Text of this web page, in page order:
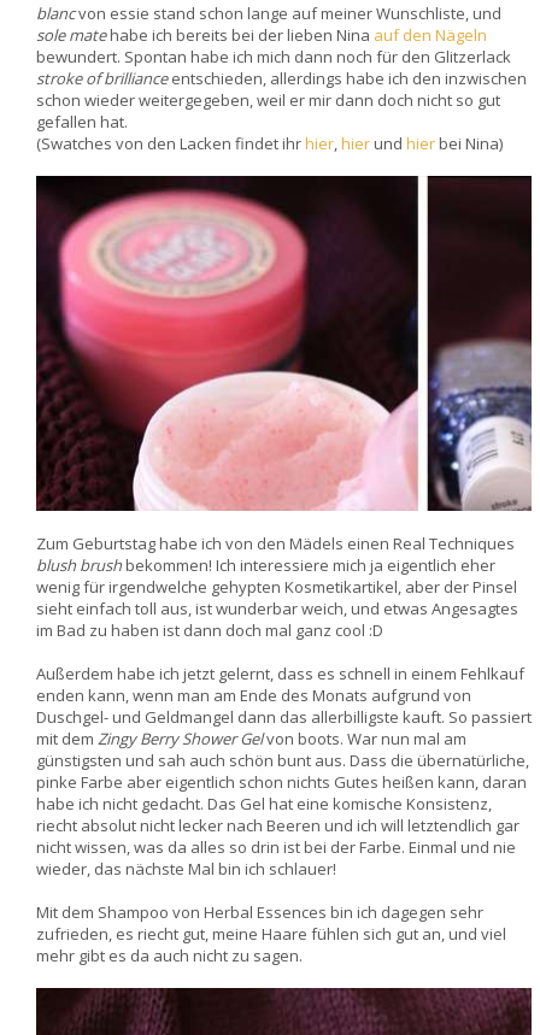
blancvon essie stand schon lange auf meiner Wunschliste, und
sole matehabe ich bereits bei der lieben Nina auf den Nägeln
bewundert. Spontan habe ich mich dann noch für den Glitzerlack
stroke of brillianceentschieden, allerdings habe ich den inzwischen
schon wieder weitergegeben, weil er mir dann doch nicht so gut
gefallen hat.
(Swatches von den Lacken findet ihrhier,hierund hierbei Nina)
Zum Geburtstag habe ich von den Mädels einen Real Techniques
blush brushbekommen! Ich interessiere mich ja eigentlich eher
wenig für irgendwelche gehypten Kosmetikartikel, aber der Pinsel
sieht einfach toll aus, ist wunderbar weich, und etwas Angesagtes
im Bad zu haben ist dann doch mal ganz cool :D
Außerdem habe ich jetzt gelernt, dass es schnell in einem Fehlkauf
enden kann, wenn man am Ende des Monats aufgrund von
Duschgel- und Geldmangel dann das allerbilligste kauft. So passiert
mit dem Zingy Berry Shower Gelvon boots. War nun mal am
günstigsten und sah auch schön bunt aus. Dass die übernatürliche,
pinke Farbe aber eigentlich schon nichts Gutes heißen kann, daran
habe ich nicht gedacht. Das Gel hat eine komische Konsistenz,
riecht absolut nicht lecker nach Beeren und ich will letztendlich gar
nicht wissen, was da alles so drin ist bei der Farbe. Einmal und nie
wieder, das nächste Mal bin ich schlauer!
Mit dem Shampoo von Herbal Essences bin ich dagegen sehr
zufrieden, es riecht gut, meine Haare fühlen sich gut an, und viel
mehr gibt es da auch nicht zu sagen.